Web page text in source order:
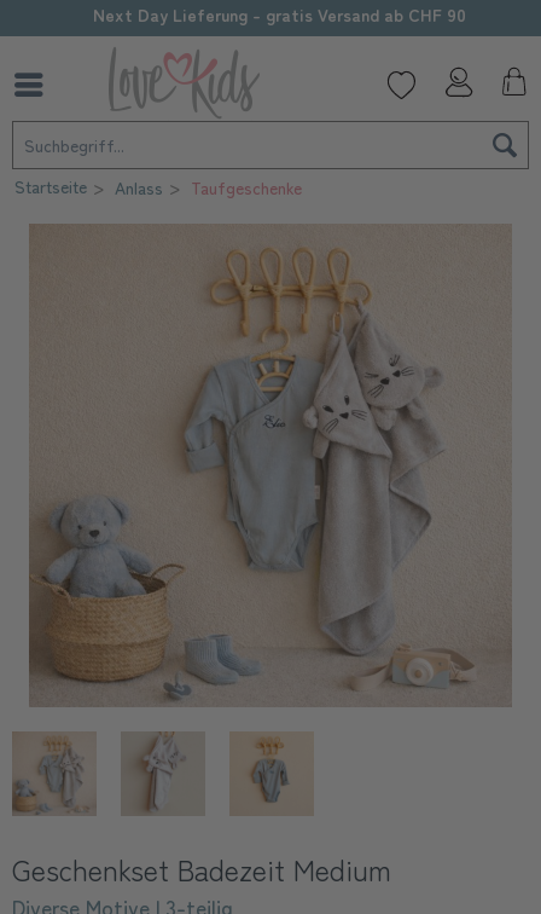
Sorgfältige Personalisierung
Startseite Anlass Taufgeschenke
Geschenkset Badezeit Medium
Diverse Motive | 3-teilig